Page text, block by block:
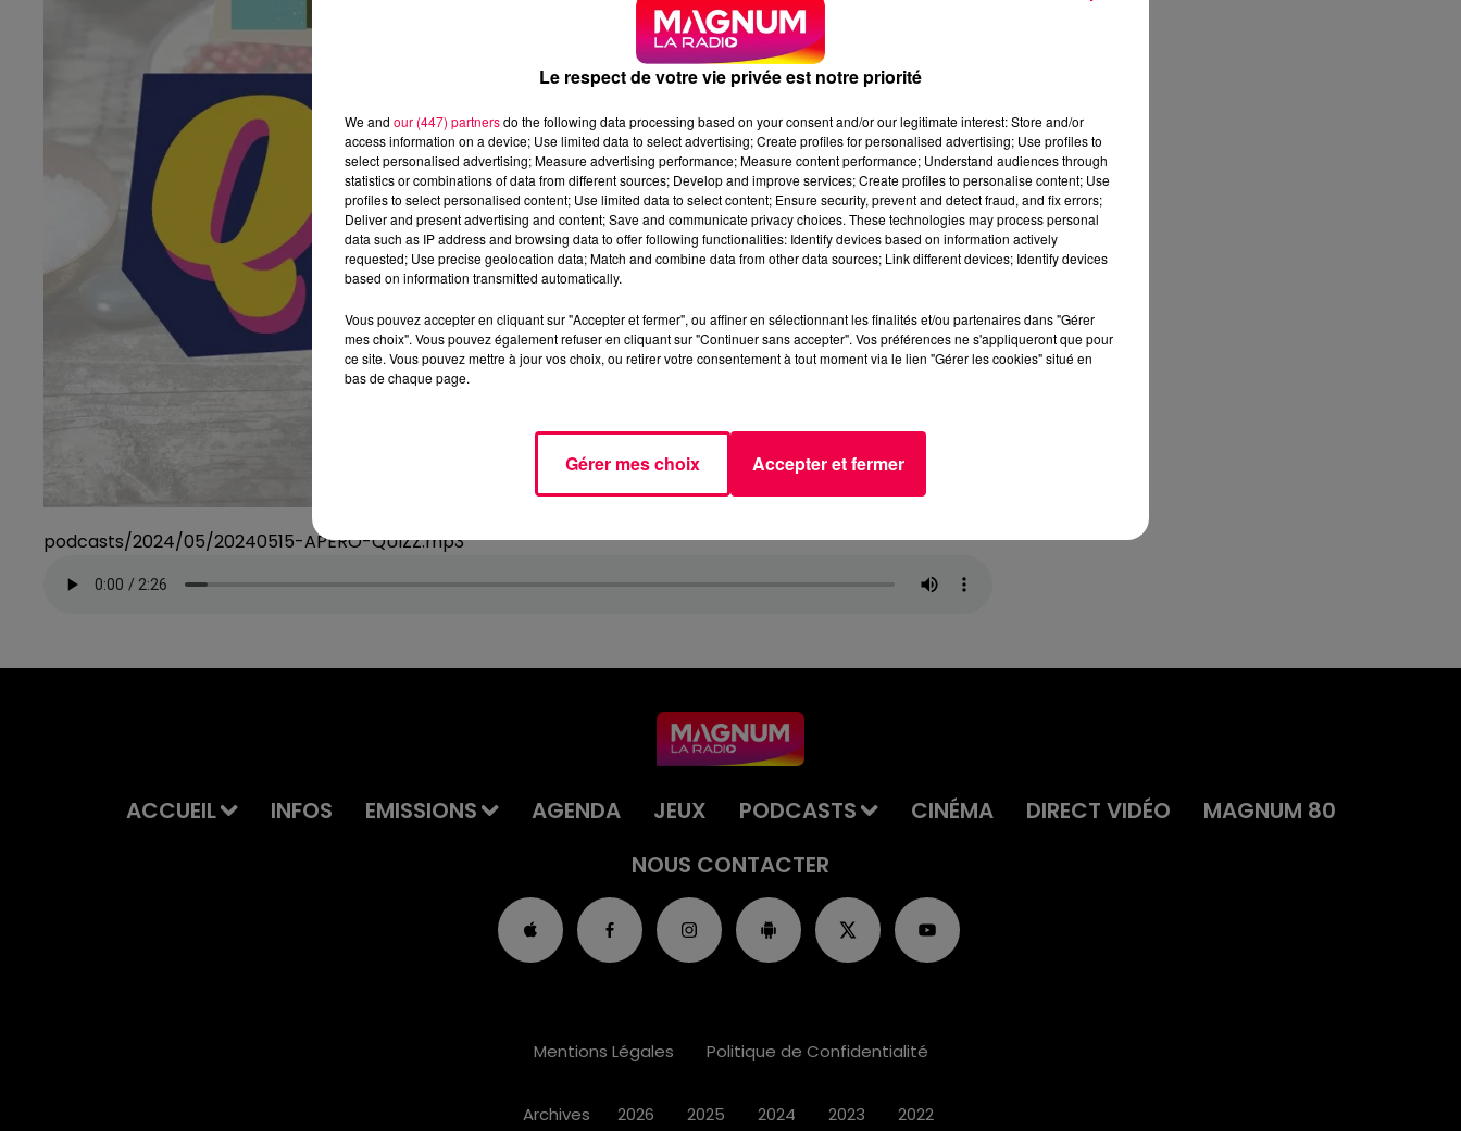
podcasts/2024/05/20240515-APERO-QUIZZ.mp3
ACCUEIL INFOS EMISSIONS AGENDA JEUX PODCASTS CINÉMA DIRECT VIDÉO
MAGNUM 80
NOUS CONTACTER
Mentions Légales Politique de Confidentialité
Archives 2026 2025 2024 2023 2022
Le respect de votre vie privée est notre priorité
We and our (447) partnersdo the following data processing based on your consent and/or our legitimate interest: Store and/or
access information on a device; Use limited data to select advertising; Create profiles for personalised advertising; Use profiles to
select personalised advertising; Measure advertising performance; Measure content performance; Understand audiences through
statistics or combinations of data from different sources; Develop and improve services; Create profiles to personalise content; Use
profiles to select personalised content; Use limited data to select content; Ensure security, prevent and detect fraud, and fix errors;
Deliver and present advertising and content; Save and communicate privacy choices. These technologies may process personal
data such as IP address and browsing data to offer following functionalities: Identify devices based on information actively
requested; Use precise geolocation data; Match and combine data from other data sources; Link different devices; Identify devices
based on information transmitted automatically.
Vous pouvez accepter en cliquant sur "Accepter et fermer", ou affiner en sélectionnant les finalités et/ou partenaires dans "Gérer
mes choix". Vous pouvez également refuser en cliquant sur "Continuer sans accepter". Vos préférences ne s'appliqueront que pour
ce site. Vous pouvez mettre à jour vos choix, ou retirer votre consentement à tout moment via le lien "Gérer les cookies" situé en
bas de chaque page.
Gérer mes choix Accepter et fermer